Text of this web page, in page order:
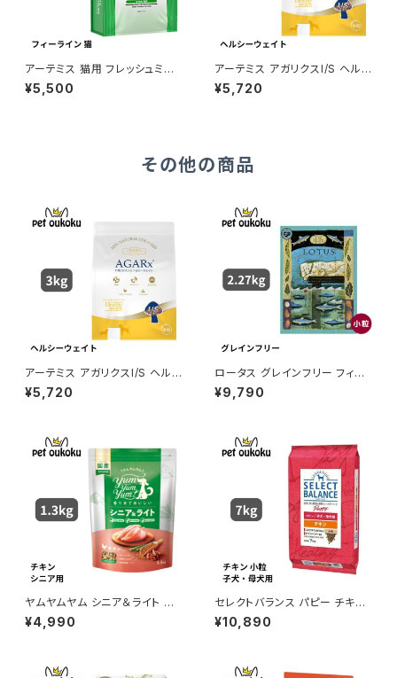
アーテミス 猫用 フレッシュミッ
¥5,500
アーテミス アガリクスI/S ヘル
シーウェイト 小粒 3kg 81336
90084349
¥5,720
その他の商品
アーテミス アガリクスI/S ヘル
シーウェイト 小粒 3kg 81336
90084349
¥5,720
ロータス グレインフリー フィッ
シュレシピ 小粒 2.27kg
¥9,790
ヤムヤムヤム シニア＆ライト チ
キン ドライタイプ 1.3kg yum y
um yum ! 4571245859471
¥4,990
セレクトバランス パピー チキン
小粒 子犬・母犬用 7kg
¥10,890